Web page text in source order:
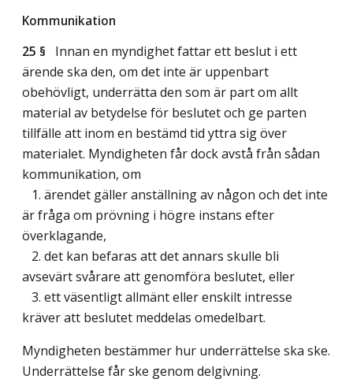
Kommunikation
25 § Innan en myndighet fattar ett beslut i ett
ärende ska den, om det inte är uppenbart
obehövligt, underrätta den som är part om allt
material av betydelse för beslutet och ge parten
tillfälle att inom en bestämd tid yttra sig över
materialet. Myndigheten får dock avstå från sådan
kommunikation, om
1. ärendet gäller anställning av någon och det inte
är fråga om prövning i högre instans efter
överklagande,
2. det kan befaras att det annars skulle bli
avsevärt svårare att genomföra beslutet, eller
3. ett väsentligt allmänt eller enskilt intresse
kräver att beslutet meddelas omedelbart.
Myndigheten bestämmer hur underrättelse ska ske.
Underrättelse får ske genom delgivning.